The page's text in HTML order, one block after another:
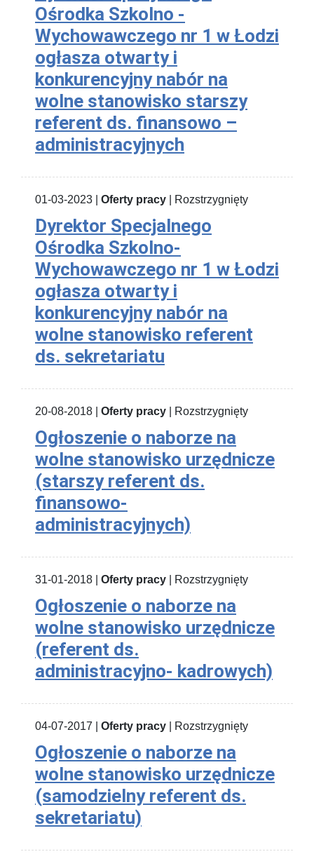
Ośrodka Szkolno -
Wychowawczego nr 1 w Łodzi
ogłasza otwarty i
konkurencyjny nabór na
wolne stanowisko starszy
referent ds. finansowo –
administracyjnych
01-03-2023 | Oferty pracy | Rozstrzygnięty
Dyrektor Specjalnego
Ośrodka Szkolno-
Wychowawczego nr 1 w Łodzi
ogłasza otwarty i
konkurencyjny nabór na
wolne stanowisko referent
ds. sekretariatu
20-08-2018 | Oferty pracy | Rozstrzygnięty
Ogłoszenie o naborze na
wolne stanowisko urzędnicze
(starszy referent ds.
finansowo-
administracyjnych)
31-01-2018 | Oferty pracy | Rozstrzygnięty
Ogłoszenie o naborze na
wolne stanowisko urzędnicze
(referent ds.
administracyjno- kadrowych)
04-07-2017 | Oferty pracy | Rozstrzygnięty
Ogłoszenie o naborze na
wolne stanowisko urzędnicze
(samodzielny referent ds.
sekretariatu)